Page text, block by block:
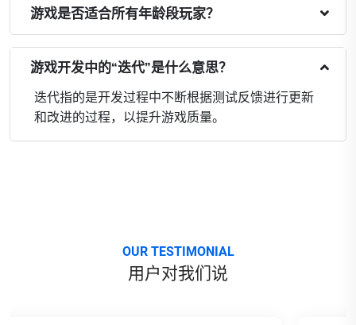
游戏是否适合所有年龄段玩家？
游戏开发中的“迭代”是什么意思？
迭代指的是开发过程中不断根据测试反馈进行更新
和改进的过程，以提升游戏质量。
OUR TESTIMONIAL
用户对我们说